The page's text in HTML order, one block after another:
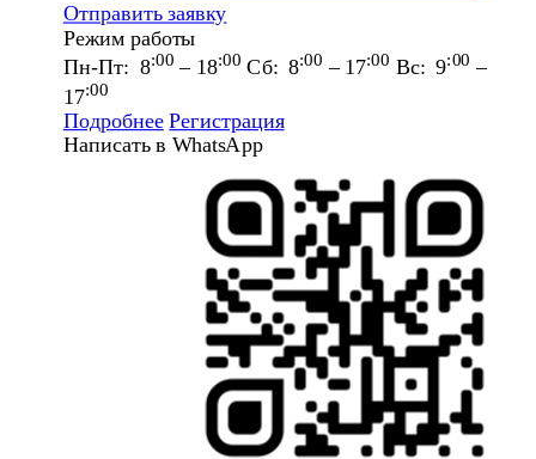
Отправить заявку
Режим работы
Пн-Пт: 8:00 – 18:00 Сб: 8:00 – 17:00 Вс: 9:00 –
17:00
Подробнее Регистрация
Написать в WhatsApp